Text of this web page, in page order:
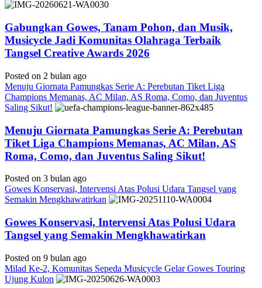
Gabungkan Gowes, Tanam Pohon, dan Musik,
Musicycle Jadi Komunitas Olahraga Terbaik
Tangsel Creative Awards 2026
Posted on 2 bulan ago
Menuju Giornata Pamungkas Serie A: Perebutan Tiket Liga
Champions Memanas, AC Milan, AS Roma, Como, dan Juventus
Saling Sikut!
Menuju Giornata Pamungkas Serie A: Perebutan
Tiket Liga Champions Memanas, AC Milan, AS
Roma, Como, dan Juventus Saling Sikut!
Posted on 3 bulan ago
Gowes Konservasi, Intervensi Atas Polusi Udara Tangsel yang
Semakin Mengkhawatirkan
Gowes Konservasi, Intervensi Atas Polusi Udara
Tangsel yang Semakin Mengkhawatirkan
Posted on 9 bulan ago
Milad Ke-2, Komunitas Sepeda Musicycle Gelar Gowes Touring
Ujung Kulon